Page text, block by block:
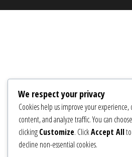
We respect your privacy
Cookies help us improve your
content, and analyze traffic. You can
clickingCustomize. ClickAccept All
decline non-essential cookies.